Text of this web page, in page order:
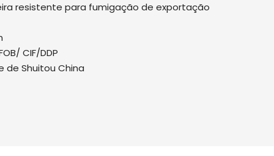
resistente para fumigação de exportação
CIF/DDP
de Shuitou China